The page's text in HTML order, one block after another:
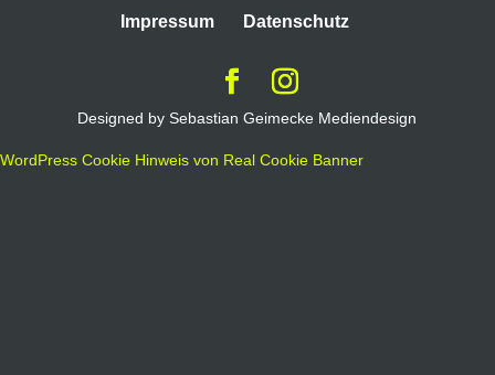
Impressum Datenschutz
Designed by Sebastian Geimecke Mediendesign
WordPress Cookie Hinweis von Real Cookie Banner